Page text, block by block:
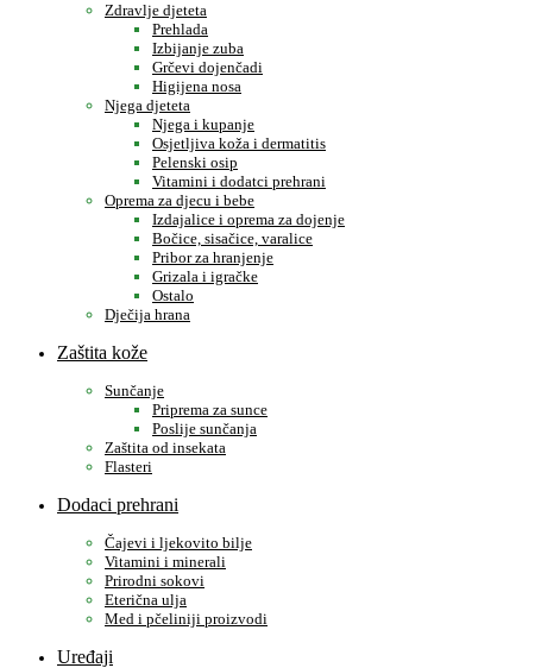
Zdravlje djeteta
Prehlada
Izbijanje zuba
Grčevi dojenčadi
Higijena nosa
Njega djeteta
Njega i kupanje
Osjetljiva koža i dermatitis
Pelenski osip
Vitamini i dodatci prehrani
Oprema za djecu i bebe
Izdajalice i oprema za dojenje
Bočice, sisačice, varalice
Pribor za hranjenje
Grizala i igračke
Ostalo
Dječija hrana
Zaštita kože
Sunčanje
Priprema za sunce
Poslije sunčanja
Zaštita od insekata
Flasteri
Dodaci prehrani
Čajevi i ljekovito bilje
Vitamini i minerali
Prirodni sokovi
Eterična ulja
Med i pčeliniji proizvodi
Uređaji